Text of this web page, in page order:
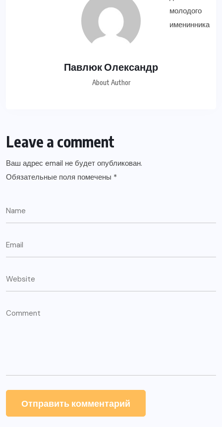
Павлюк Олександр
About Author
Leave a comment
Ваш адрес email не будет опубликован.
Обязательные поля помечены *